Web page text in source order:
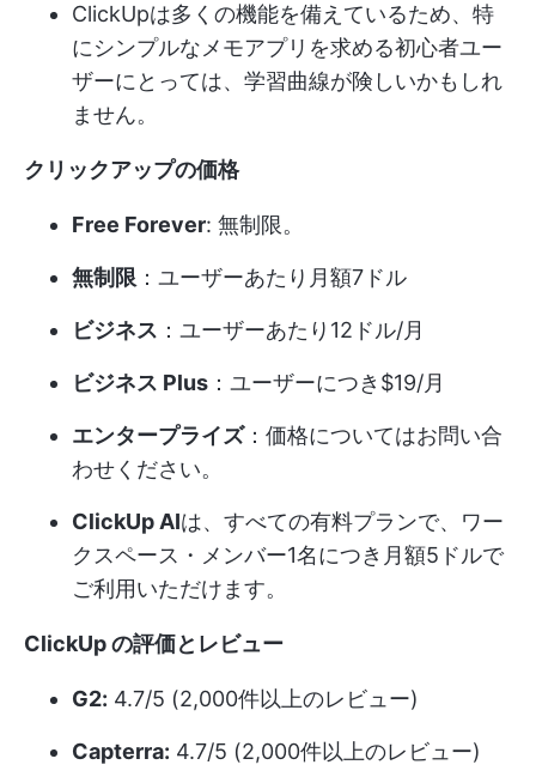
ClickUpは多くの機能を備えているため、特
にシンプルなメモアプリを求める初心者ユー
ザーにとっては、学習曲線が険しいかもしれ
ません。
クリックアップの価格
Free Forever: 無制限。
無制限 ：ユーザーあたり月額7ドル
ビジネス ：ユーザーあたり12ドル/月
ビジネス Plus ：ユーザーにつき$19/月
エンタープライズ：価格についてはお問い合
わせください。
ClickUp AIは、すべての有料プランで、ワー
クスペース・メンバー1名につき月額5ドルで
ご利用いただけます。
ClickUp の評価とレビュー
G2: 4.7/5 (2,000件以上のレビュー)
Capterra: 4.7/5 (2,000件以上のレビュー)